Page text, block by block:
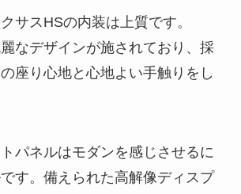
サスHSの内装は上質です。
なデザインが施されており、採
座り心地と心地よい手触りをし
パネルはモダンを感じさせるに
す。備えられた高解像ディスプ